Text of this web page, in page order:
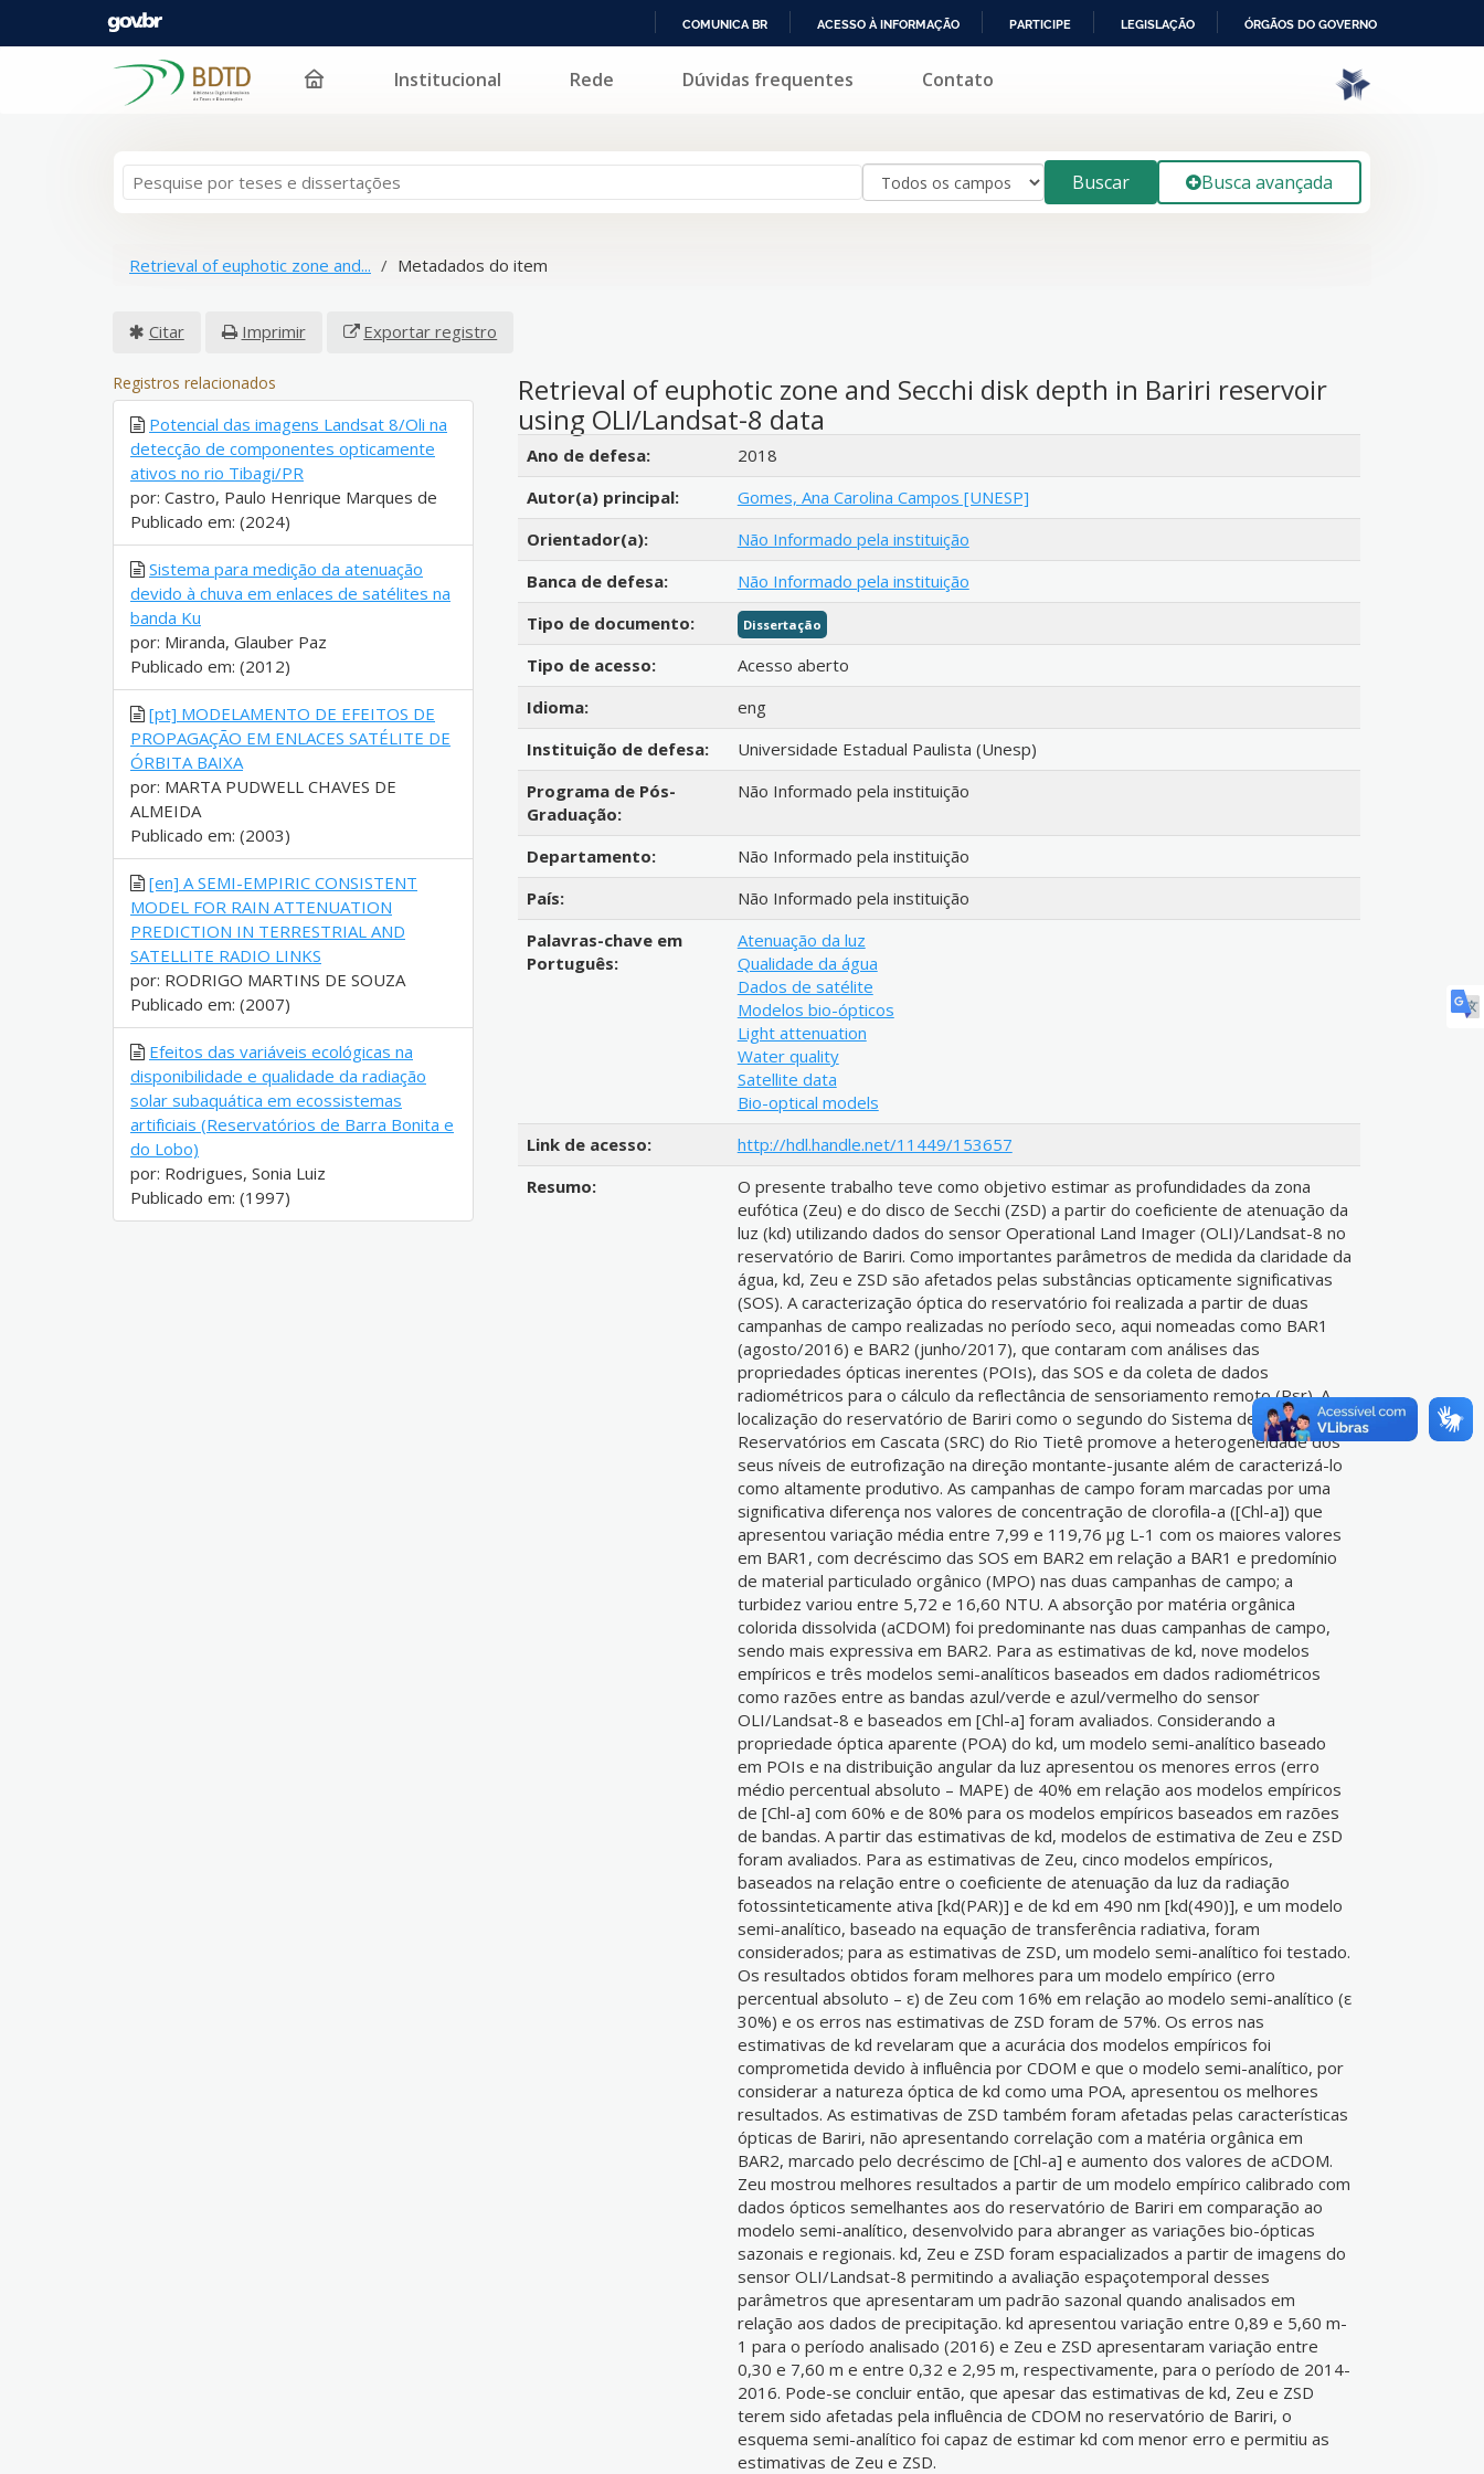
PARA
COMUNICA BR ACESSO À INFORMAÇÃO PARTICIPE LEGISLAÇÃO ÓRGÃOS DO GOVERNO
Pular para o conteúdo Institucional Rede Dúvidas frequentes Contato
Buscar Busca avançada
Retrieval of euphotic zone and... Metadados do item
Citar Imprimir Exportar registro
Retrieval of euphotic zone and Secchi disk depth in Bariri reservoir
using OLI/Landsat-8 data
Detalhes bibliográficos
Ano de defesa:
2018
Autor(a) principal:
Gomes, Ana Carolina Campos [UNESP]
Orientador(a):
Não Informado pela instituição
Banca de defesa:
Não Informado pela instituição
Tipo de documento:
Dissertação
Tipo de acesso:
Acesso aberto
Idioma:
eng
Instituição de defesa:
Universidade Estadual Paulista (Unesp)
Programa de Pós-
Graduação:
Não Informado pela instituição
Departamento:
Não Informado pela instituição
País:
Não Informado pela instituição
Palavras-chave em
Português:
Atenuação da luz
Qualidade da água
Dados de satélite
Modelos bio-ópticos
Light attenuation
Water quality
Satellite data
Bio-optical models
Link de acesso:
http://hdl.handle.net/11449/153657
Resumo:
O presente trabalho teve como objetivo estimar as profundidades da zona
eufótica (Zeu) e do disco de Secchi (ZSD) a partir do coeficiente de atenuação da
luz (kd) utilizando dados do sensor Operational Land Imager (OLI)/Landsat-8 no
reservatório de Bariri. Como importantes parâmetros de medida da claridade da
água, kd, Zeu e ZSD são afetados pelas substâncias opticamente significativas
(SOS). A caracterização óptica do reservatório foi realizada a partir de duas
campanhas de campo realizadas no período seco, aqui nomeadas como BAR1
(agosto/2016) e BAR2 (junho/2017), que contaram com análises das
propriedades ópticas inerentes (POIs), das SOS e da coleta de dados
radiométricos para o cálculo da reflectância de sensoriamento remoto (Rsr). A
localização do reservatório de Bariri como o segundo do Sistema de
Reservatórios em Cascata (SRC) do Rio Tietê promove a heterogeneidade dos
seus níveis de eutrofização na direção montante-jusante além de caracterizá-lo
como altamente produtivo. As campanhas de campo foram marcadas por uma
significativa diferença nos valores de concentração de clorofila-a ([Chl-a]) que
apresentou variação média entre 7,99 e 119,76 μg L-1 com os maiores valores
em BAR1, com decréscimo das SOS em BAR2 em relação a BAR1 e predomínio
de material particulado orgânico (MPO) nas duas campanhas de campo; a
turbidez variou entre 5,72 e 16,60 NTU. A absorção por matéria orgânica
colorida dissolvida (aCDOM) foi predominante nas duas campanhas de campo,
sendo mais expressiva em BAR2. Para as estimativas de kd, nove modelos
empíricos e três modelos semi-analíticos baseados em dados radiométricos
como razões entre as bandas azul/verde e azul/vermelho do sensor
OLI/Landsat-8 e baseados em [Chl-a] foram avaliados. Considerando a
propriedade óptica aparente (POA) do kd, um modelo semi-analítico baseado
em POIs e na distribuição angular da luz apresentou os menores erros (erro
médio percentual absoluto – MAPE) de 40% em relação aos modelos empíricos
de [Chl-a] com 60% e de 80% para os modelos empíricos baseados em razões
de bandas. A partir das estimativas de kd, modelos de estimativa de Zeu e ZSD
foram avaliados. Para as estimativas de Zeu, cinco modelos empíricos,
baseados na relação entre o coeficiente de atenuação da luz da radiação
fotossinteticamente ativa [kd(PAR)] e de kd em 490 nm [kd(490)], e um modelo
semi-analítico, baseado na equação de transferência radiativa, foram
considerados; para as estimativas de ZSD, um modelo semi-analítico foi testado.
Os resultados obtidos foram melhores para um modelo empírico (erro
percentual absoluto – ε) de Zeu com 16% em relação ao modelo semi-analítico (ε
30%) e os erros nas estimativas de ZSD foram de 57%. Os erros nas
estimativas de kd revelaram que a acurácia dos modelos empíricos foi
comprometida devido à influência por CDOM e que o modelo semi-analítico, por
considerar a natureza óptica de kd como uma POA, apresentou os melhores
resultados. As estimativas de ZSD também foram afetadas pelas características
ópticas de Bariri, não apresentando correlação com a matéria orgânica em
BAR2, marcado pelo decréscimo de [Chl-a] e aumento dos valores de aCDOM.
Zeu mostrou melhores resultados a partir de um modelo empírico calibrado com
dados ópticos semelhantes aos do reservatório de Bariri em comparação ao
modelo semi-analítico, desenvolvido para abranger as variações bio-ópticas
sazonais e regionais. kd, Zeu e ZSD foram espacializados a partir de imagens do
sensor OLI/Landsat-8 permitindo a avaliação espaçotemporal desses
parâmetros que apresentaram um padrão sazonal quando analisados em
relação aos dados de precipitação. kd apresentou variação entre 0,89 e 5,60 m-
1 para o período analisado (2016) e Zeu e ZSD apresentaram variação entre
0,30 e 7,60 m e entre 0,32 e 2,95 m, respectivamente, para o período de 2014-
2016. Pode-se concluir então, que apesar das estimativas de kd, Zeu e ZSD
terem sido afetadas pela influência de CDOM no reservatório de Bariri, o
esquema semi-analítico foi capaz de estimar kd com menor erro e permitiu as
estimativas de Zeu e ZSD.
Registros relacionados
Potencial das imagens Landsat 8/Oli na
detecção de componentes opticamente
ativos no rio Tibagi/PR
por: Castro, Paulo Henrique Marques de
Publicado em: (2024)
Sistema para medição da atenuação
devido à chuva em enlaces de satélites na
banda Ku
por: Miranda, Glauber Paz
Publicado em: (2012)
[pt] MODELAMENTO DE EFEITOS DE
PROPAGAÇÃO EM ENLACES SATÉLITE DE
ÓRBITA BAIXA
por: MARTA PUDWELL CHAVES DE
ALMEIDA
Publicado em: (2003)
[en] A SEMI-EMPIRIC CONSISTENT
MODEL FOR RAIN ATTENUATION
PREDICTION IN TERRESTRIAL AND
SATELLITE RADIO LINKS
por: RODRIGO MARTINS DE SOUZA
Publicado em: (2007)
Efeitos das variáveis ecológicas na
disponibilidade e qualidade da radiação
solar subaquática em ecossistemas
artificiais (Reservatórios de Barra Bonita e
do Lobo)
por: Rodrigues, Sonia Luiz
Publicado em: (1997)